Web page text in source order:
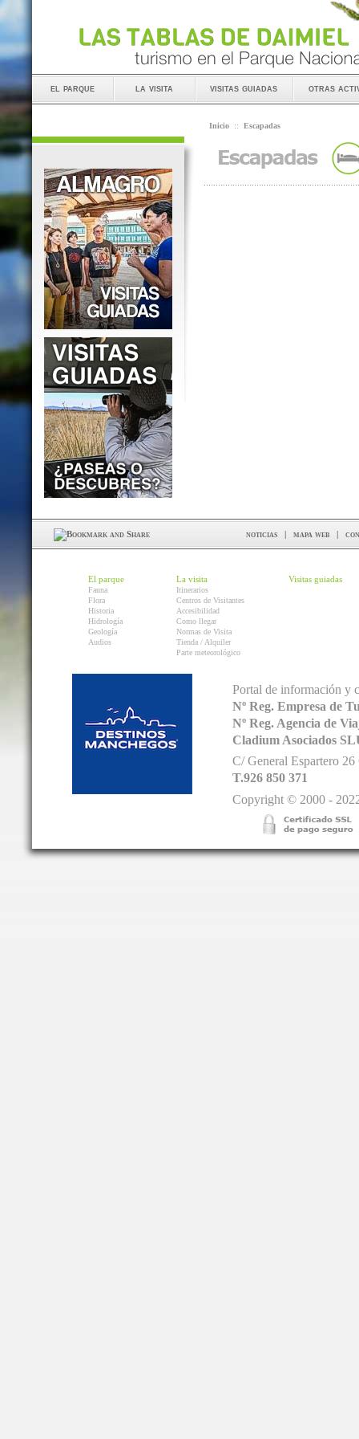
el parque la visita visitas guiadas otras
Inicio :: Escapadas
noticias | mapa web |
El parque
Fauna
Flora
Historia
Hidrología
Geología
Audios
La visita
Itinerarios
Centros de Visitantes
Accesibilidad
Como llegar
Normas de Visita
Tienda / Alquiler
Parte meteorológico
Visitas guiadas
Portal de información y
Nº Reg. Empresa de
Nº Reg. Agencia de
Cladium Asociados
C/ General Espartero
T.926 850 371
Copyright © 2000 -